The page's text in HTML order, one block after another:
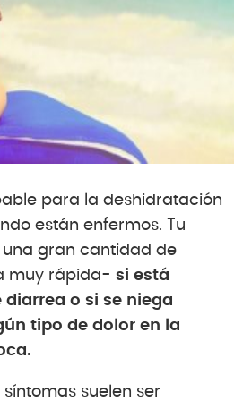
para la deshidratación
están enfermos. Tu
gran cantidad de
muy rápida- si está
o si se niega
tipo de dolor en la
síntomas suelen ser